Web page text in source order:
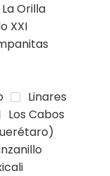
La Orilla
XXI
Linares
Los Cabos